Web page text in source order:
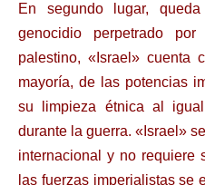
En segundo lugar,
genocidio perpetrado
palestino, «Israel» cuenta
mayoría, de las potencias
su limpieza étnica al
durante la guerra. «Israel»
internacional y no requiere
las fuerzas imperialistas se